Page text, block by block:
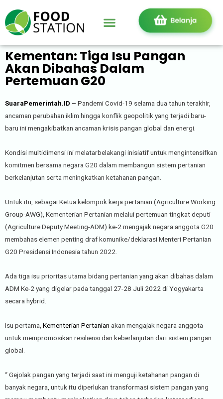
Kementan: Tiga Isu Pangan
Akan Dibahas Dalam
Pertemuan G20
SuaraPemerintah.ID – Pandemi Covid-19 selama dua tahun terakhir,
ancaman perubahan iklim hingga konflik geopolitik yang terjadi baru-
baru ini mengakibatkan ancaman krisis pangan global dan energi.
Kondisi multidimensi ini melatarbelakangi inisiatif untuk mengintensifkan
komitmen bersama negara G20 dalam membangun sistem pertanian
berkelanjutan serta meningkatkan ketahanan pangan.
Untuk itu, sebagai Ketua kelompok kerja pertanian (Agriculture Working
Group-AWG), Kementerian Pertanian melalui pertemuan tingkat deputi
(Agriculture Deputy Meeting-ADM) ke-2 mengajak negara anggota G20
membahas elemen penting draf komunike/deklarasi Menteri Pertanian
G20 Presidensi Indonesia tahun 2022.
Ada tiga isu prioritas utama bidang pertanian yang akan dibahas dalam
ADM Ke-2 yang digelar pada tanggal 27-28 Juli 2022 di Yogyakarta
secara hybrid.
Isu pertama, Kementerian Pertanian akan mengajak negara anggota
untuk mempromosikan resiliensi dan keberlanjutan dari sistem pangan
global.
“ Gejolak pangan yang terjadi saat ini menguji ketahanan pangan di
banyak negara, untuk itu diperlukan transformasi sistem pangan yang